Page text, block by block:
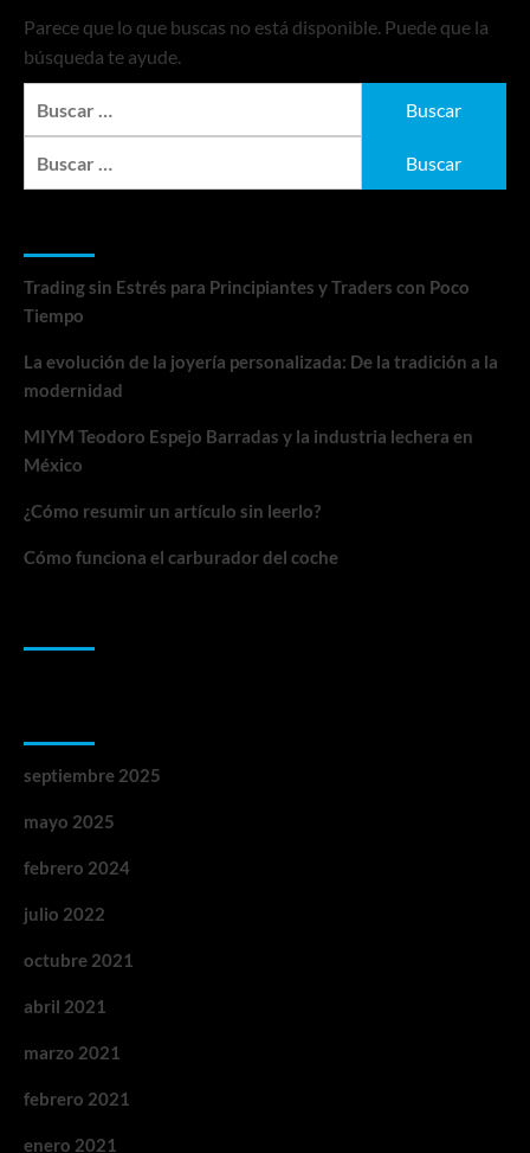
Parece que lo que buscas no está disponible. Puede que la
búsqueda te ayude.
Trading sin Estrés para Principiantes y Traders con Poco
Tiempo
La evolución de la joyería personalizada: De la tradición a la
modernidad
MIYM Teodoro Espejo Barradas y la industria lechera en
México
¿Cómo resumir un artículo sin leerlo?
Cómo funciona el carburador del coche
septiembre 2025
mayo 2025
febrero 2024
julio 2022
octubre 2021
abril 2021
marzo 2021
febrero 2021
enero 2021